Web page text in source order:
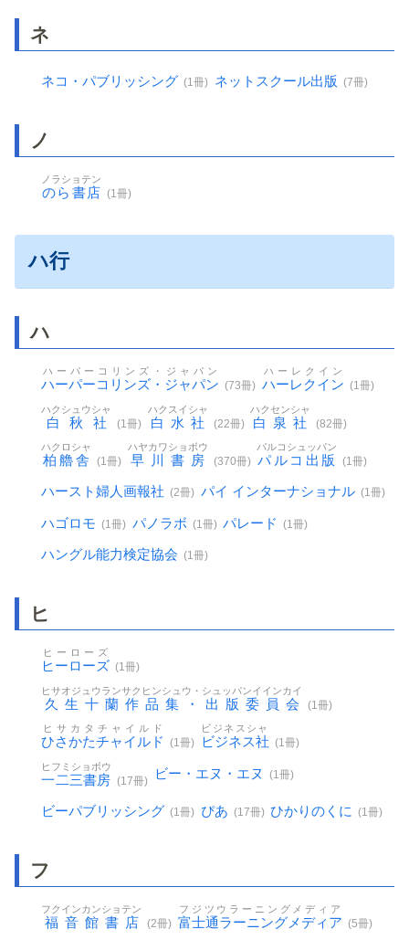
ネ
ネコ・パブリッシング (1冊) ネットスクール出版 (7冊)
ノ
のら書店
ノラショテン
(1冊)
ハ行
ハ
ハーパーコリンズ・ジャパン
ハーパーコリンズ・ジャパン
(73冊) ハーレクイン
ハーレクイン
(1冊)
白秋社
ハクシュウシャ
(1冊) 白水社
ハクスイシャ
(22冊) 白泉社
ハクセンシャ
(82冊)
柏艪舎
ハクロシャ
(1冊) 早川書房
ハヤカワショボウ
(370冊) パルコ出版
パルコシュッパン
(1冊)
ハースト婦人画報社 (2冊) パイ インターナショナル (1冊)
ハゴロモ (1冊) パノラボ (1冊) パレード (1冊)
ハングル能力検定協会 (1冊)
ヒ
ヒーローズ
ヒーローズ
(1冊)
久生十蘭作品集・出版委員会
ヒサオジュウランサクヒンシュウ・シュッパンイインカイ
(1冊)
ひさかたチャイルド
ヒサカタチャイルド
(1冊) ビジネス社
ビジネスシャ
(1冊)
一二三書房
ヒフミショボウ
(17冊) ビー・エヌ・エヌ (1冊)
ビーパブリッシング (1冊) ぴあ (17冊) ひかりのくに (1冊)
フ
福音館書店
フクインカンショテン
(2冊) 富士通ラーニングメディア
フジツウラーニングメディア
(5冊)